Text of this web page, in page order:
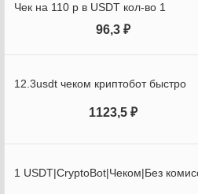
Чек на 110 р в USDT кол-во 1
96,3 ₽
12.3usdt чеком криптобот быстро
1123,5 ₽
1 USDT|CryptoBot|Чеком|Без